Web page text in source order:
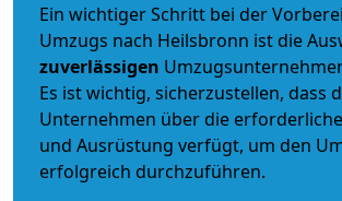
Ein wichtiger Schritt bei der
Umzugs nach Heilsbronn ist die
zuverlässigen
Es ist wichtig, sicherzustellen, dass
Unternehmen über die
und Ausrüstung verfügt, um den
erfolgreich durchzuführen.